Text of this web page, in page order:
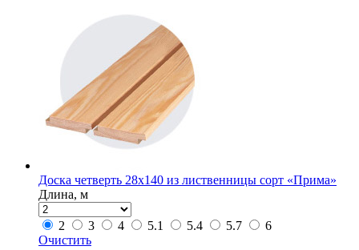
Доска четверть 28х140 из лиственницы сорт «Прима»
Длина, м
2 3 4 5.1 5.4 5.7
6
Очистить